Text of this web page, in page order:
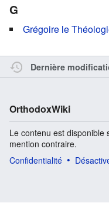
G
Grégoire le
Dernière
OrthodoxWiki
Le contenu est disponible
mention contraire.
Confidentialité